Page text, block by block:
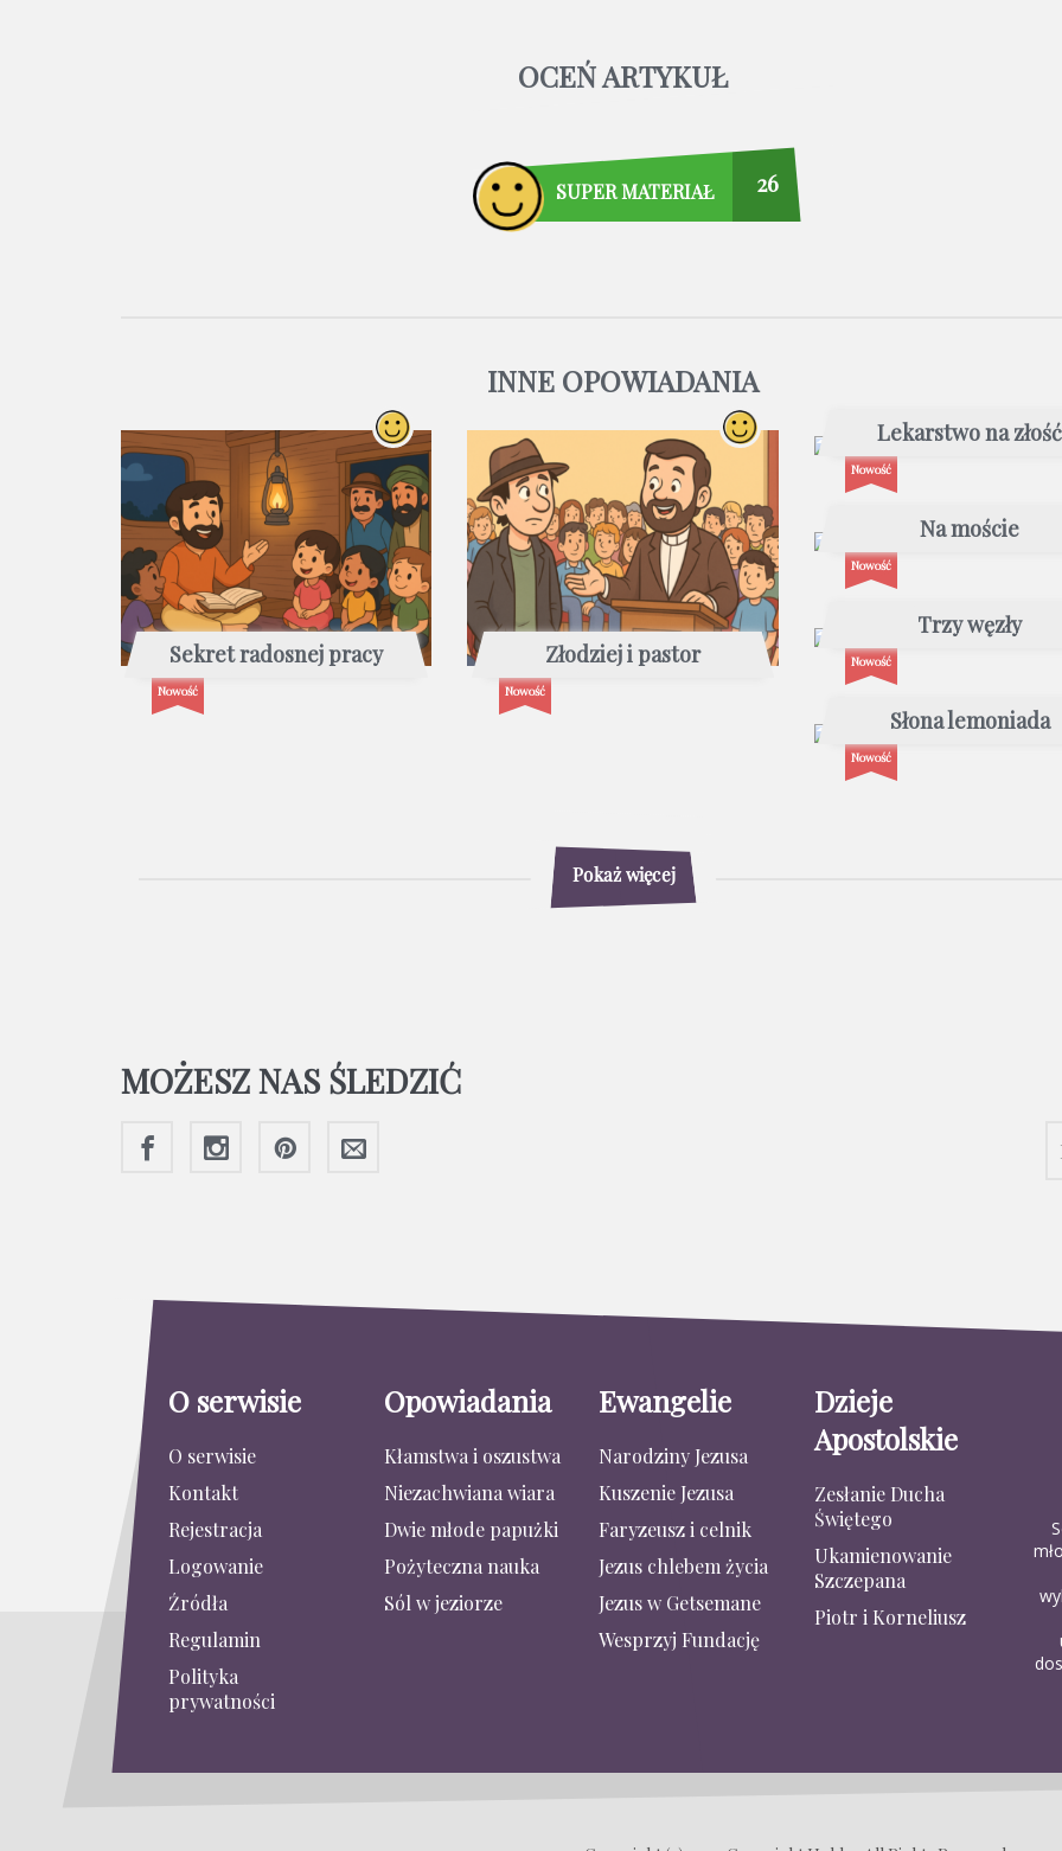
OCEŃ ARTYKUŁ
SUPER MATERIAŁ 26
INNE OPOWIADANIA
Sekret radosnej pracy
Nowość
Złodziej i pastor
Nowość
Lekarstwo na złość
Nowość
Na moście
Nowość
Trzy węzły
Nowość
Słona lemoniada
Nowość
Pokaż więcej
MOŻESZ NAS ŚLEDZIĆ
O serwisie
O serwisie
Kontakt
Rejestracja
Logowanie
Źródła
Regulamin
Polityka
prywatności
Opowiadania
Kłamstwa i oszustwa
Niezachwiana wiara
Dwie młode papużki
Pożyteczna nauka
Sól w jeziorze
Ewangelie
Narodziny Jezusa
Kuszenie Jezusa
Faryzeusz i celnik
Jezus chlebem życia
Jezus w Getsemane
Wesprzyj Fundację
Dzieje
Apostolskie
Zesłanie Ducha
Świętego
Ukamienowanie
Szczepana
Piotr i Korneliusz